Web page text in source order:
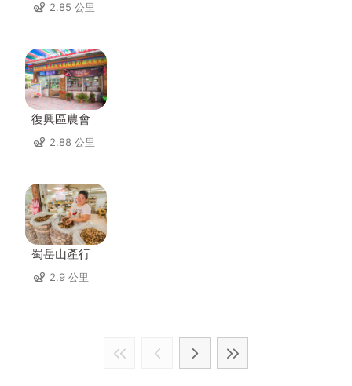
2.85 公里
復興區農會
2.88 公里
蜀岳山產行
2.9 公里